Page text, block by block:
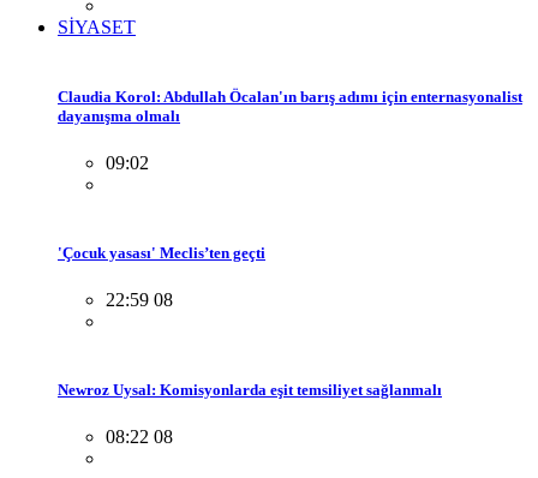
SİYASET
Claudia Korol: Abdullah Öcalan'ın barış adımı için enternasyonalist
dayanışma olmalı
09:02
'Çocuk yasası' Meclis’ten geçti
22:59 08
Newroz Uysal: Komisyonlarda eşit temsiliyet sağlanmalı
08:22 08